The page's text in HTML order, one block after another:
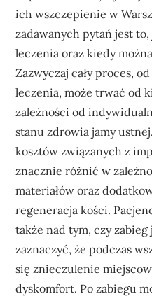
ich wszczepienie w
zadawanych pytań jest
leczenia oraz kiedy
Zazwyczaj cały proces,
leczenia, może trwać od
zależności od
stanu zdrowia jamy
kosztów związanych z
znacznie różnić w
materiałów oraz
regeneracja kości.
także nad tym, czy zabieg
zaznaczyć, że podczas
się znieczulenie
dyskomfort. Po zabiegu